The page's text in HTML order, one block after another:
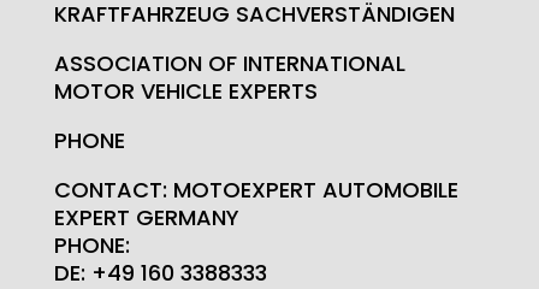
KRAFTFAHRZEUG SACHVERSTÄNDIGEN
ASSOCIATION OF INTERNATIONAL
MOTOR VEHICLE EXPERTS
PHONE
CONTACT: MOTOEXPERT AUTOMOBILE
EXPERT GERMANY
PHONE:
DE: +49 160 3388333